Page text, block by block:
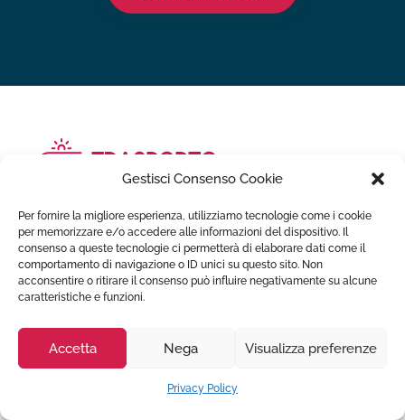
Gestisci Consenso Cookie
Per fornire la migliore esperienza, utilizziamo tecnologie come i cookie
per memorizzare e/o accedere alle informazioni del dispositivo. Il
consenso a queste tecnologie ci permetterà di elaborare dati come il
comportamento di navigazione o ID unici su questo sito. Non
acconsentire o ritirare il consenso può influire negativamente su alcune
caratteristiche e funzioni.
Accetta Nega Visualizza preferenze
Privacy Policy
Trasporto ambulanza privata offre servizi di trasporto per
invalidi ed infermi h24, in Italia e all'estero. Puoi
richiedere uno dei nostri mezzi di assistenza
professionale per il trasporto di infermi ed anziani,
pazienti disabili o persone dimesse dalle strutture
ospedaliere.
Servizi Ambulanza